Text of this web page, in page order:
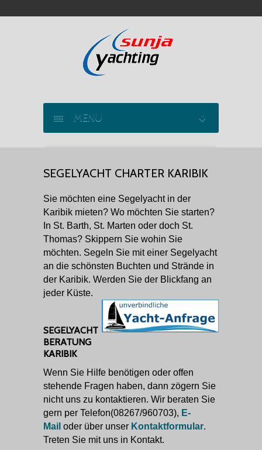
MENU
KATAMARAN CHARTER
MOTORYACHT CHARTER
MARINAS
SEGELYACHT CHARTER KARIBIK
Sie möchten eine Segelyacht in der
Karibik mieten? Wo möchten Sie starten?
In St. Barth, St. Marten oder doch St.
Thomas? Skippern Sie wohin Sie
möchten. Segeln Sie mit einer Segelyacht
an die schönsten Buchten und Strände in
der Karibik. Werden Sie der Blickfang an
jeder Küste.
SEGELYACHT
BERATUNG
KARIBIK
Wenn Sie Hilfe benötigen oder offen
stehende Fragen haben, dann zögern Sie
nicht uns zu kontaktieren. Wir beraten Sie
gern per Telefon(08267/960703), E-
Mail oder über unser Kontaktformular.
Treten Sie mit uns in Kontakt.